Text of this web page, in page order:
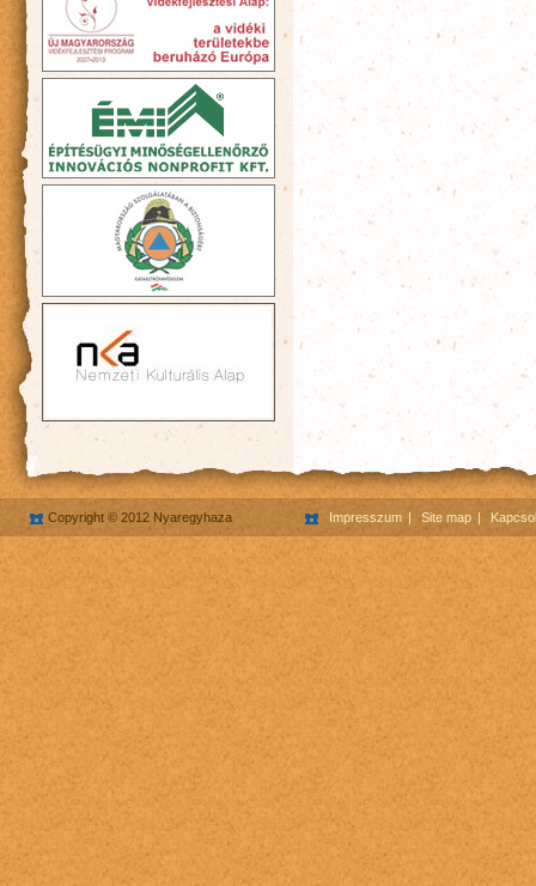
Copyright © 2012 Nyaregyhaza Impresszum Site map